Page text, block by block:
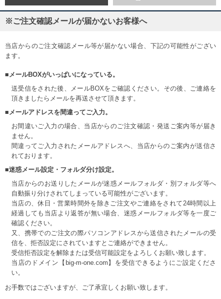
※ご注文確認メールが届かないお客様へ
当店からのご注文確認メール等が届かない場合、下記の可能性がござい
ます。
■メールBOXがいっぱいになっている。
送受信をされた後、メールBOXをご確認ください。その後、ご連絡を
頂きましたらメールを再送させて頂きます。
■メールアドレスを間違ってご入力。
お間違いご入力の場合、当店からのご注文確認・発送ご案内等が届き
ません。
間違ってご入力されたメールアドレスへ、当店からのご案内が送信さ
れております。
■迷惑メール設定・フォルダ分け設定。
当店からのお送りしたメールが迷惑メールフォルダ・別フォルダ等へ
自動振り分けされてしまっている可能性がございます。
当店の、休日・営業時間外を除きご注文やご連絡をされて24時間以上
経過しても当店より返答が無い場合、迷惑メールフォルダ等を一度ご
確認ください。
又、携帯でのご注文の際パソコンアドレスから送信されたメールの受
信を、拒否設定にされていますとご連絡ができません。
受信拒否設定を解除または受信可能設定をよろしくお願い致します。
当店のドメイン【big-m-one.com】を受信できるようにご設定くださ
い。
お手数ではございますが、ご了承宜しくお願い致します。